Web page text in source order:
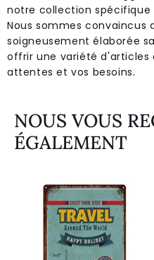
notre collection spécifique
Nous sommes convaincus
soigneusement élaborée
offrir une variété d'articles
attentes et vos besoins.
NOUS VOUS
ÉGALEMENT